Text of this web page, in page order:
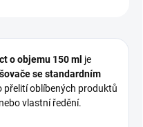
o objemu 150 ml je
se standardním
přelití oblíbených produktů
vlastní ředění.